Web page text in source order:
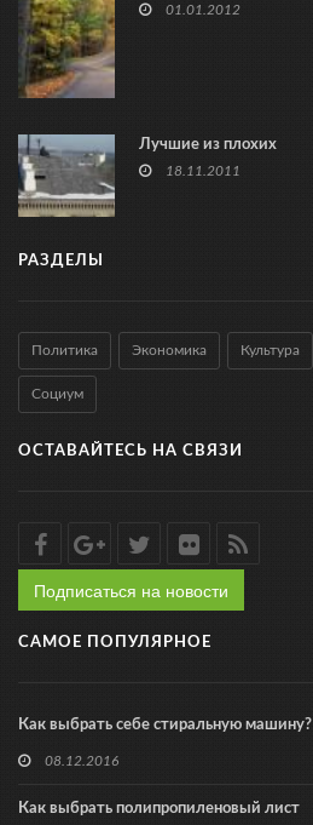
01.01.2012
Лучшие из плохих
18.11.2011
РАЗДЕЛЫ
Политика Экономика Культура
Социум
ОСТАВАЙТЕСЬ НА СВЯЗИ
Подписаться на новости
САМОЕ ПОПУЛЯРНОЕ
Как выбрать себе стиральную машину?
08.12.2016
Как выбрать полипропиленовый лист